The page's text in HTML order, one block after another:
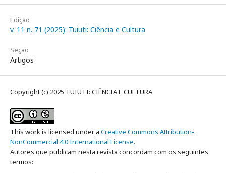
Edição
v. 11 n. 71 (2025): Tuiuti: Ciência e Cultura
Seção
Artigos
Copyright (c) 2025 TUIUTI: CIÊNCIA E CULTURA
This work is licensed under a Creative Commons Attribution-
NonCommercial 4.0 International License.
Autores que publicam nesta revista concordam com os seguintes
termos: